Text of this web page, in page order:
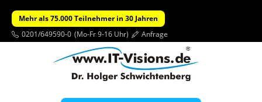
Mehr als 75.000 Teilnehmer in 30 Jahren
0201/649590-0 (Mo-Fr 9-16 Uhr) Anfrage